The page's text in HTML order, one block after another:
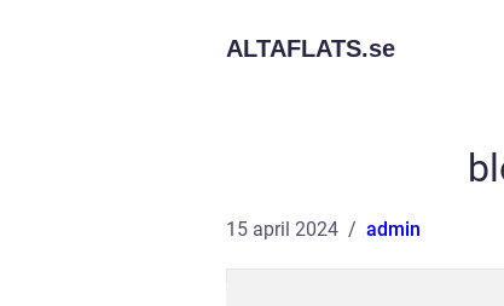
ALTAFLATS.se
15 april 2024 admin